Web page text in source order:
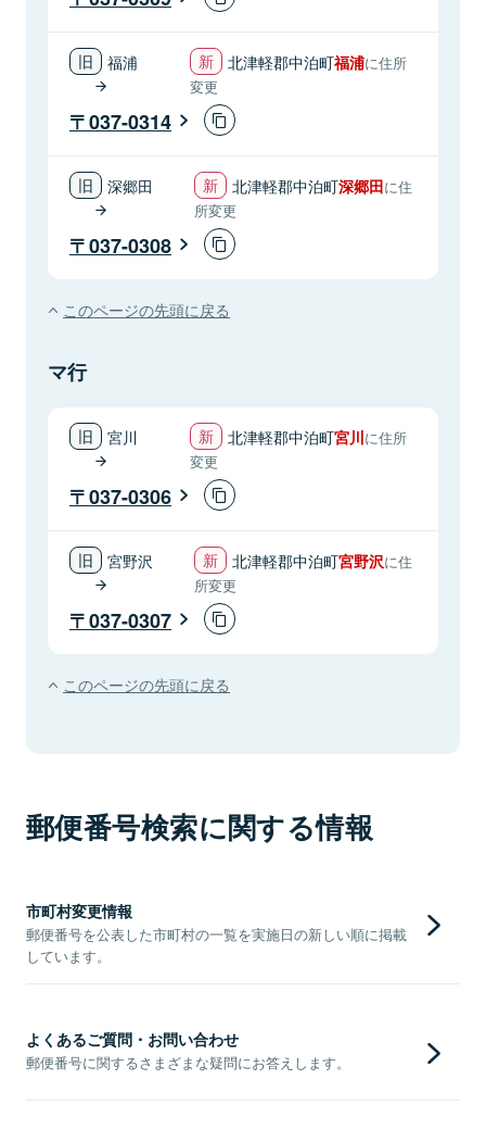
福浦 北津軽郡中泊町福浦に住所
変更
037-0314
深郷田 北津軽郡中泊町深郷田に住
所変更
037-0308
このページの先頭に戻る
マ行
宮川 北津軽郡中泊町宮川に住所
変更
037-0306
宮野沢 北津軽郡中泊町宮野沢に住
所変更
037-0307
このページの先頭に戻る
郵便番号検索に関する情報
市町村変更情報
郵便番号を公表した市町村の一覧を実施日の新しい順に掲載
しています。
よくあるご質問・お問い合わせ
郵便番号に関するさまざまな疑問にお答えします。